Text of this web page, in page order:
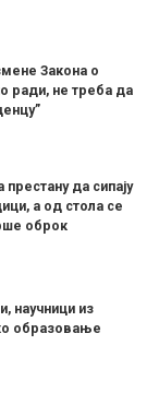
Закона о
ради, не треба да
да сипају
а од стола се
оброк
научници из
образовање